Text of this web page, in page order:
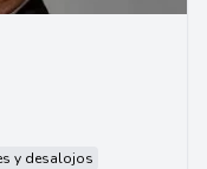
y desalojos